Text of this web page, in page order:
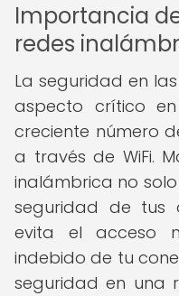
Importancia
redes
La seguridad en
aspecto crítico
creciente número
a través de WiFi.
inalámbrica no
seguridad de tus
evita el acceso
indebido de tu
seguridad en una